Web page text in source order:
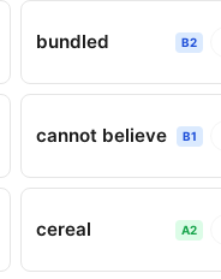
bundled B2
cannot believe B1
cereal A2